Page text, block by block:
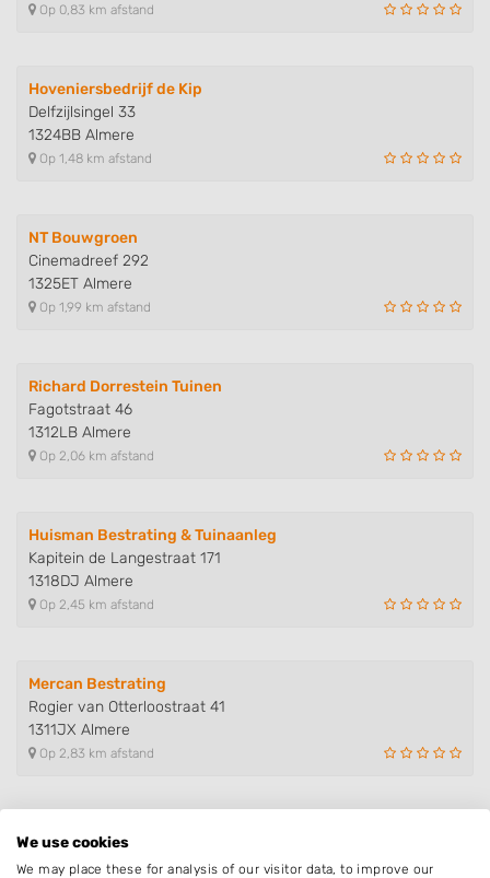
Op 0,83 km afstand
Hoveniersbedrijf de Kip
Delfzijlsingel 33
1324BB Almere
Op 1,48 km afstand
NT Bouwgroen
Cinemadreef 292
1325ET Almere
Op 1,99 km afstand
Richard Dorrestein Tuinen
Fagotstraat 46
1312LB Almere
Op 2,06 km afstand
Huisman Bestrating & Tuinaanleg
Kapitein de Langestraat 171
1318DJ Almere
Op 2,45 km afstand
Mercan Bestrating
Rogier van Otterloostraat 41
1311JX Almere
Op 2,83 km afstand
Lindeman Schuttingen
We use cookies
We may place these for analysis of our visitor data, to improve our